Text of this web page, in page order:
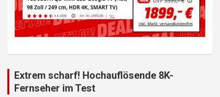
Extrem scharf! Hochauflösende 8K-
Fernseher im Test